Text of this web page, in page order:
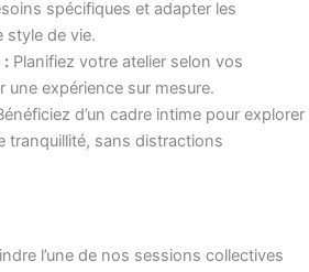
spécifiques et adapter les
style de vie.
:Planifiez votre atelier selon vos
une expérience sur mesure.
d’un cadre intime pour explorer
tranquillité, sans distractions
l’une de nos sessions collectives